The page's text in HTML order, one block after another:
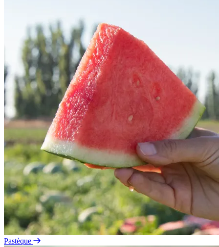
Pastèque